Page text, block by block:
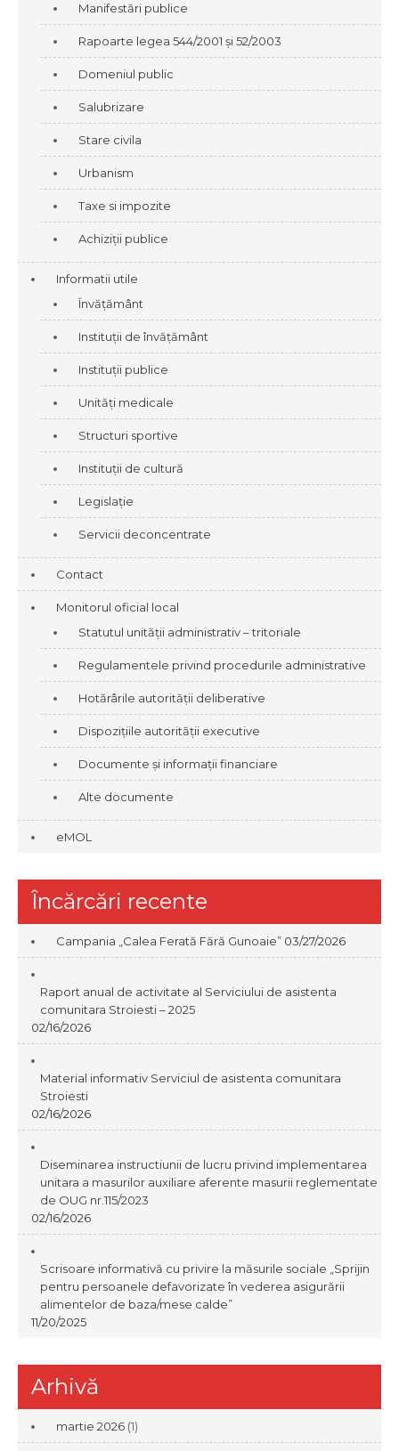
Manifestări publice
Rapoarte legea 544/2001 și 52/2003
Domeniul public
Salubrizare
Stare civila
Urbanism
Taxe si impozite
Achiziții publice
Informatii utile
Învățământ
Instituții de învățământ
Instituții publice
Unități medicale
Structuri sportive
Instituții de cultură
Legislație
Servicii deconcentrate
Contact
Monitorul oficial local
Statutul unității administrativ – tritoriale
Regulamentele privind procedurile administrative
Hotărârile autorității deliberative
Dispozițiile autorității executive
Documente și informații financiare
Alte documente
eMOL
Încărcări recente
Campania „Calea Ferată Fără Gunoaie” 03/27/2026
Raport anual de activitate al Serviciului de asistenta
comunitara Stroiesti – 2025
02/16/2026
Material informativ Serviciul de asistenta comunitara
Stroiesti
02/16/2026
Diseminarea instructiunii de lucru privind implementarea
unitara a masurilor auxiliare aferente masurii reglementate
de OUG nr.115/2023
02/16/2026
Scrisoare informativă cu privire la măsurile sociale „Sprijin
pentru persoanele defavorizate în vederea asigurării
alimentelor de baza/mese calde”
11/20/2025
Arhivă
martie 2026 (1)